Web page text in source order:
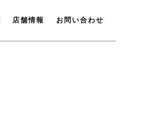
店舗情報 お問い合わせ